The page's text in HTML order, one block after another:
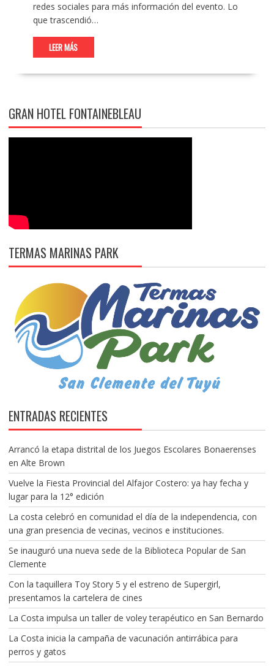
redes sociales para más información del evento. Lo
que trascendió…
LEER MÁS
GRAN HOTEL FONTAINEBLEAU
TERMAS MARINAS PARK
ENTRADAS RECIENTES
Arrancó la etapa distrital de los Juegos Escolares Bonaerenses
en Alte Brown
Vuelve la Fiesta Provincial del Alfajor Costero: ya hay fecha y
lugar para la 12° edición
La costa celebró en comunidad el día de la independencia, con
una gran presencia de vecinas, vecinos e instituciones.
Se inauguró una nueva sede de la Biblioteca Popular de San
Clemente
Con la taquillera Toy Story 5 y el estreno de Supergirl,
presentamos la cartelera de cines
La Costa impulsa un taller de voley terapéutico en San Bernardo
La Costa inicia la campaña de vacunación antirrábica para
perros y gatos